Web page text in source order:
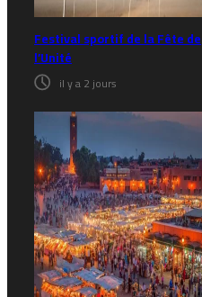
Festival sportif de la Fête de
l’Unité
il y a 2 jours